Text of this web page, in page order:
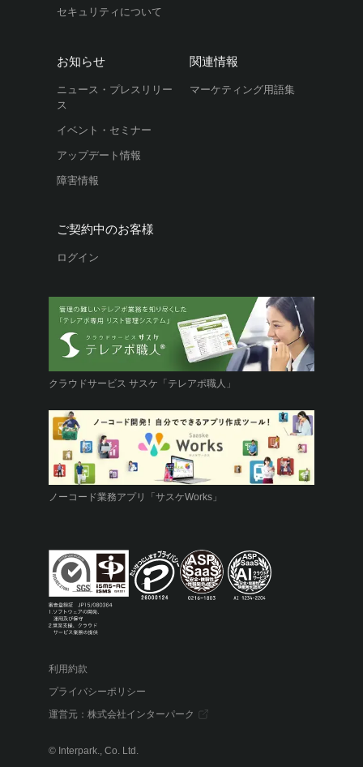
クラウドサービス サスケ「テレアポ職人」
ノーコード業務アプリ「サスケWorks」
セキュリティについて
お知らせ
ニュース・プレスリリー
ス
イベント・セミナー
アップデート情報
障害情報
関連情報
マーケティング用語集
ご契約中のお客様
ログイン
利用約款
プライバシーポリシー
運営元： 株式会社インターパーク
© Interpark., Co. Ltd.